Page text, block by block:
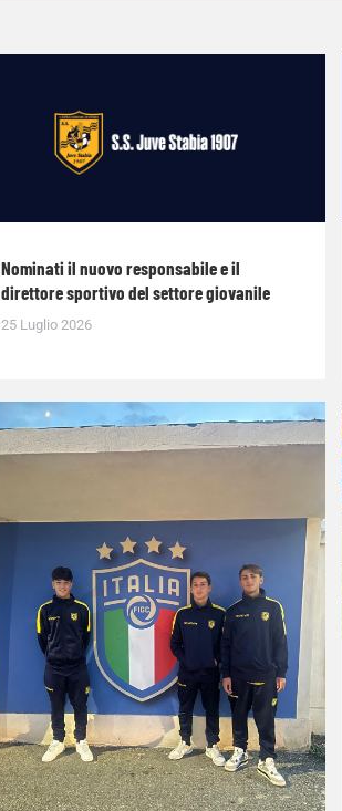
Nominati il nuovo responsabile e il
direttore sportivo del settore giovanile
25 Luglio 2026